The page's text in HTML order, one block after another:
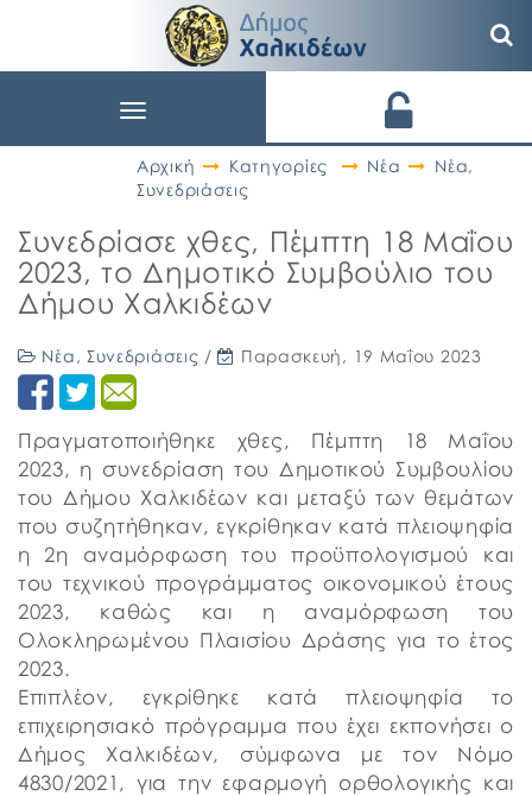
Toggle
Αρχική
Κατηγορίες Νέα Νέα,
Συνεδριάσεις
Συνεδρίασε χθες, Πέμπτη 18 Μαΐου
2023, το Δημοτικό Συμβούλιο του
Δήμου Χαλκιδέων
Νέα , Συνεδριάσεις / Παρασκευή, 19 Μαΐου 2023
Πραγματοποιήθηκε χθες, Πέμπτη 18 Μαΐου
2023, η συνεδρίαση του Δημοτικού Συμβουλίου
του Δήμου Χαλκιδέων και μεταξύ των θεμάτων
που συζητήθηκαν, εγκρίθηκαν κατά πλειοψηφία
η 2η αναμόρφωση του προϋπολογισμού και
του τεχνικού προγράμματος οικονομικού έτους
2023, καθώς και η αναμόρφωση του
Ολοκληρωμένου Πλαισίου Δράσης για το έτος
2023.
Επιπλέον, εγκρίθηκε κατά πλειοψηφία το
επιχειρησιακό πρόγραμμα που έχει εκπονήσει ο
Δήμος Χαλκιδέων, σύμφωνα με τον Νόμο
4830/2021, για την εφαρμογή ορθολογικής και